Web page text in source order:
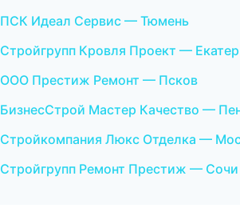
ПСК Идеал Сервис — Тюмень
Стройгрупп Кровля Проект —
ООО Престиж Ремонт — Псков
БизнесСтрой Мастер Качество —
Стройкомпания Люкс Отделка —
Стройгрупп Ремонт Престиж — Сочи